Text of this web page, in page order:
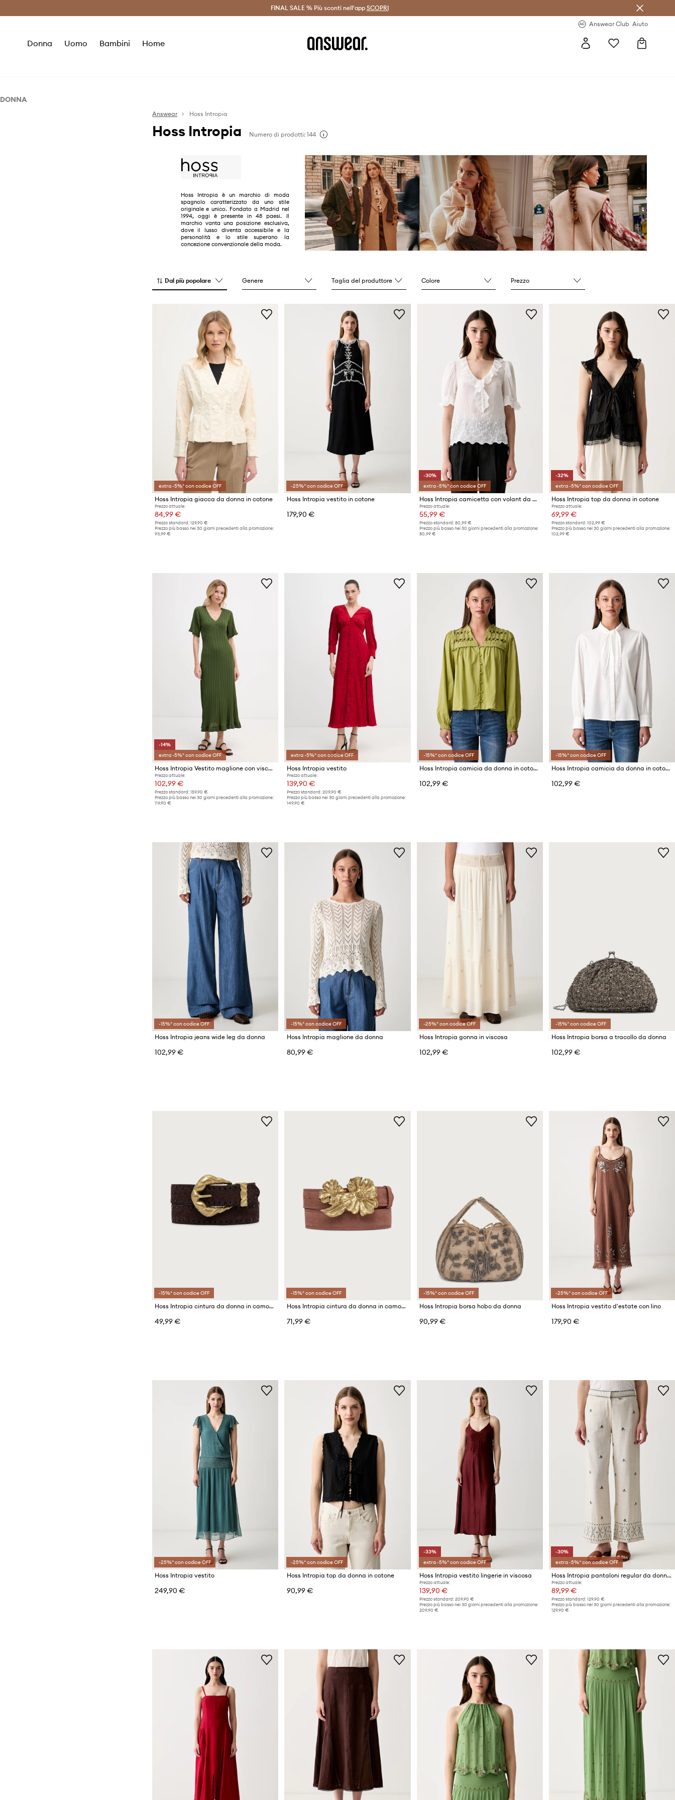
Risparmia con Answear Club > Spedizione entro 24 ore >
FINAL SALE % Più sconti nell'app SCOPRI
Answear Club Aiuto
Donna Uomo Bambini Home
DONNA
Answear Hoss Intropia
Hoss Intropia Numero di prodotti: 144
Hoss Intropia è un marchio di moda
spagnolo caratterizzato da uno stile
originale e unico. Fondato a Madrid nel
1994, oggi è presente in 48 paesi. Il
marchio vanta una posizione esclusiva,
dove il lusso diventa accessibile e la
personalità e lo stile superano la
concezione convenzionale della moda.
Dal più popolare Genere Taglia del produttore Colore Prezzo
extra -5%* con codice OFF
Hoss Intropia giacca da donna in cotone
Prezzo attuale:
84,99 €
Prezzo standard: 129,90 €
Prezzo più basso nei 30 giorni precedenti alla promozione:
93,99 €
-25%* con codice OFF
Hoss Intropia vestito in cotone
179,90 €
-30%
extra -5%* con codice OFF
Hoss Intropia camicetta con volant da donna con modal
Prezzo attuale:
55,99 €
Prezzo standard: 80,99 €
Prezzo più basso nei 30 giorni precedenti alla promozione:
80,99 €
-32%
extra -5%* con codice OFF
Hoss Intropia top da donna in cotone
Prezzo attuale:
69,99 €
Prezzo standard: 102,99 €
Prezzo più basso nei 30 giorni precedenti alla promozione:
102,99 €
-14%
extra -5%* con codice OFF
Hoss Intropia Vestito maglione con viscosa
Prezzo attuale:
102,99 €
Prezzo standard: 159,90 €
Prezzo più basso nei 30 giorni precedenti alla promozione:
119,90 €
extra -5%* con codice OFF
Hoss Intropia vestito
Prezzo attuale:
139,90 €
Prezzo standard: 209,90 €
Prezzo più basso nei 30 giorni precedenti alla promozione:
149,90 €
-15%* con codice OFF
Hoss Intropia camicia da donna in cotone
102,99 €
-15%* con codice OFF
Hoss Intropia camicia da donna in cotone
102,99 €
-15%* con codice OFF
Hoss Intropia jeans wide leg da donna
102,99 €
-15%* con codice OFF
Hoss Intropia maglione da donna
80,99 €
-25%* con codice OFF
Hoss Intropia gonna in viscosa
102,99 €
-15%* con codice OFF
Hoss Intropia borsa a tracollo da donna
102,99 €
-15%* con codice OFF
Hoss Intropia cintura da donna in camoscio
49,99 €
-15%* con codice OFF
Hoss Intropia cintura da donna in camoscio
71,99 €
-15%* con codice OFF
Hoss Intropia borsa hobo da donna
90,99 €
-25%* con codice OFF
Hoss Intropia vestito d'estate con lino
179,90 €
-25%* con codice OFF
Hoss Intropia vestito
249,90 €
-25%* con codice OFF
Hoss Intropia top da donna in cotone
90,99 €
-33%
extra -5%* con codice OFF
Hoss Intropia vestito lingerie in viscosa
Prezzo attuale:
139,90 €
Prezzo standard: 209,90 €
Prezzo più basso nei 30 giorni precedenti alla promozione:
209,90 €
-30%
extra -5%* con codice OFF
Hoss Intropia pantaloni regular da donna con lino
Prezzo attuale:
89,99 €
Prezzo standard: 129,90 €
Prezzo più basso nei 30 giorni precedenti alla promozione:
129,90 €